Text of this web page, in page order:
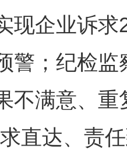
现企业诉
警；纪检
不满意、
直达、责